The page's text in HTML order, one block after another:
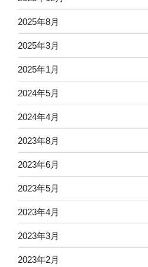
2025年8月
2025年3月
2025年1月
2024年5月
2024年4月
2023年8月
2023年6月
2023年5月
2023年4月
2023年3月
2023年2月